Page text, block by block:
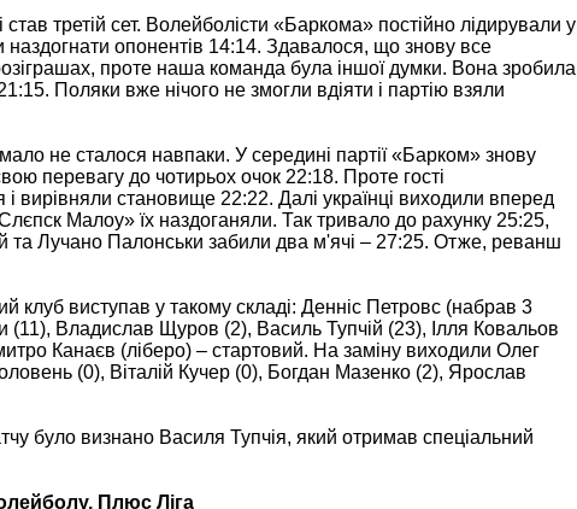
третій сет. Волейболісти «Баркома» постійно лідирували у
наздогнати опонентів 14:14. Здавалося, що знову все
проте наша команда була іншої думки. Вона зробила
Поляки вже нічого не змогли вдіяти і партію взяли
не сталося навпаки. У середині партії «Барком» знову
перевагу до чотирьох очок 22:18. Проте гості
вирівняли становище 22:22. Далі українці виходили вперед
Малоу» їх наздоганяли. Так тривало до рахунку 25:25,
та Лучано Палонськи забили два м'ячі – 27:25. Отже, реванш
клуб виступав у такому складі: Денніс Петровс (набрав 3
(11), Владислав Щуров (2), Василь Тупчій (23), Ілля Ковальов
Канаєв (ліберо) – стартовий. На заміну виходили Олег
(0), Віталій Кучер (0), Богдан Мазенко (2), Ярослав
було визнано Василя Тупчія, який отримав спеціальний
Плюс Ліга